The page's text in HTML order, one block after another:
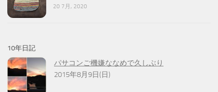
20 7月, 2020
10年日記
パサコンご機嫌ななめで久しぶり
2015年8月9日(日)